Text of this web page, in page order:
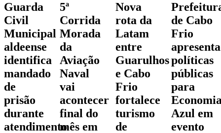
Guarda
Civil
Municipal
aldeense
identifica
mandado
de
prisão
durante
atendimento
5ª
Corrida
Morada
da
Aviação
Naval
vai
acontecer
final do
mês em
Nova
rota da
Latam
entre
Guarulhos
e Cabo
Frio
fortalece
turismo
de
de Cabo
Frio
apresenta
políticas
públicas
para
Azul em
evento